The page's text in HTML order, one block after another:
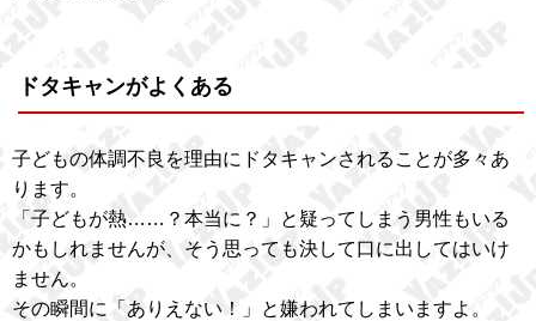
ドタキャンがよくある
子どもの体調不良を理由にドタキャンされることが多々あ
ります。
「子どもが熱……？本当に？」と疑ってしまう男性もいる
かもしれませんが、そう思っても決して口に出してはいけ
ません。
その瞬間に「ありえない！」と嫌われてしまいますよ。